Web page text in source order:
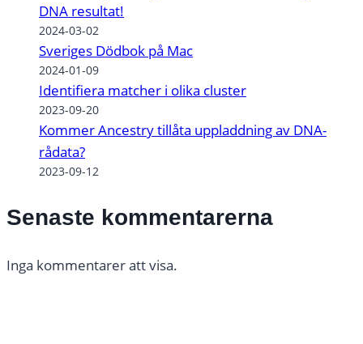
DNA resultat!
2024-03-02
Sveriges Dödbok på Mac
2024-01-09
Identifiera matcher i olika cluster
2023-09-20
Kommer Ancestry tillåta uppladdning av DNA-
rådata?
2023-09-12
Senaste kommentarerna
Inga kommentarer att visa.